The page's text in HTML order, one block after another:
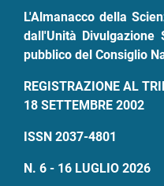
L'Almanacco della
dall'Unità Divulgazione
pubblico del Consiglio
REGISTRAZIONE AL
18 SETTEMBRE 2002
ISSN 2037-4801
N. 6 - 16 LUGLIO 2026